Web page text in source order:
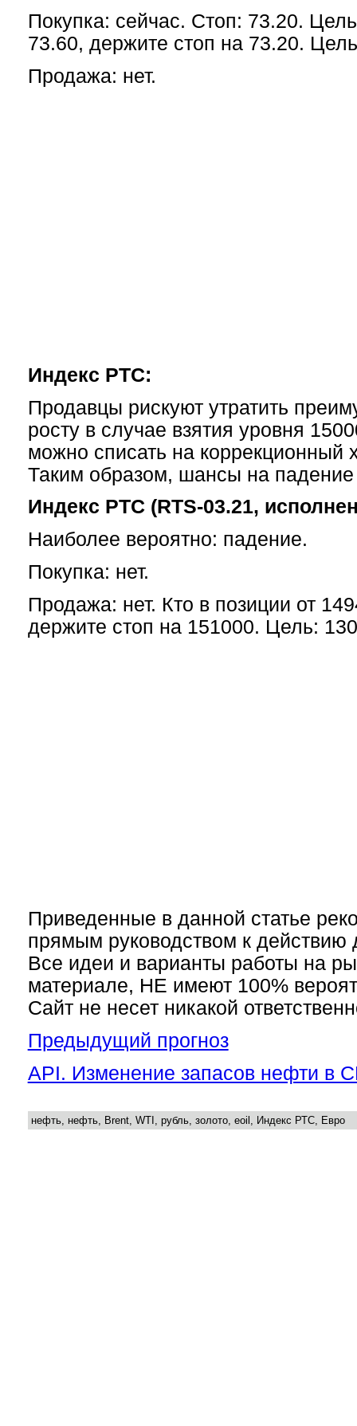
Покупка: сейчас. Стоп: 73.20.
73.60, держите стоп на 73.20.
Продажа: нет.
Индекс РТС:
Продавцы рискуют утратить
росту в случае взятия уровня
можно списать на коррекционный
Таким образом, шансы на
Индекс РТС (RTS-03.21,
Наиболее вероятно: падение.
Покупка: нет.
Продажа: нет. Кто в позиции от
держите стоп на 151000. Цель:
Приведенные в данной статье
прямым руководством к действию
Все идеи и варианты работы на
материале, НЕ имеют 100%
Сайт не несет никакой
Предыдущий прогноз
API. Изменение запасов нефти в
нефть, нефть, Brent, WTI, рубль, золото, eoil, Индекс РТС, Евро